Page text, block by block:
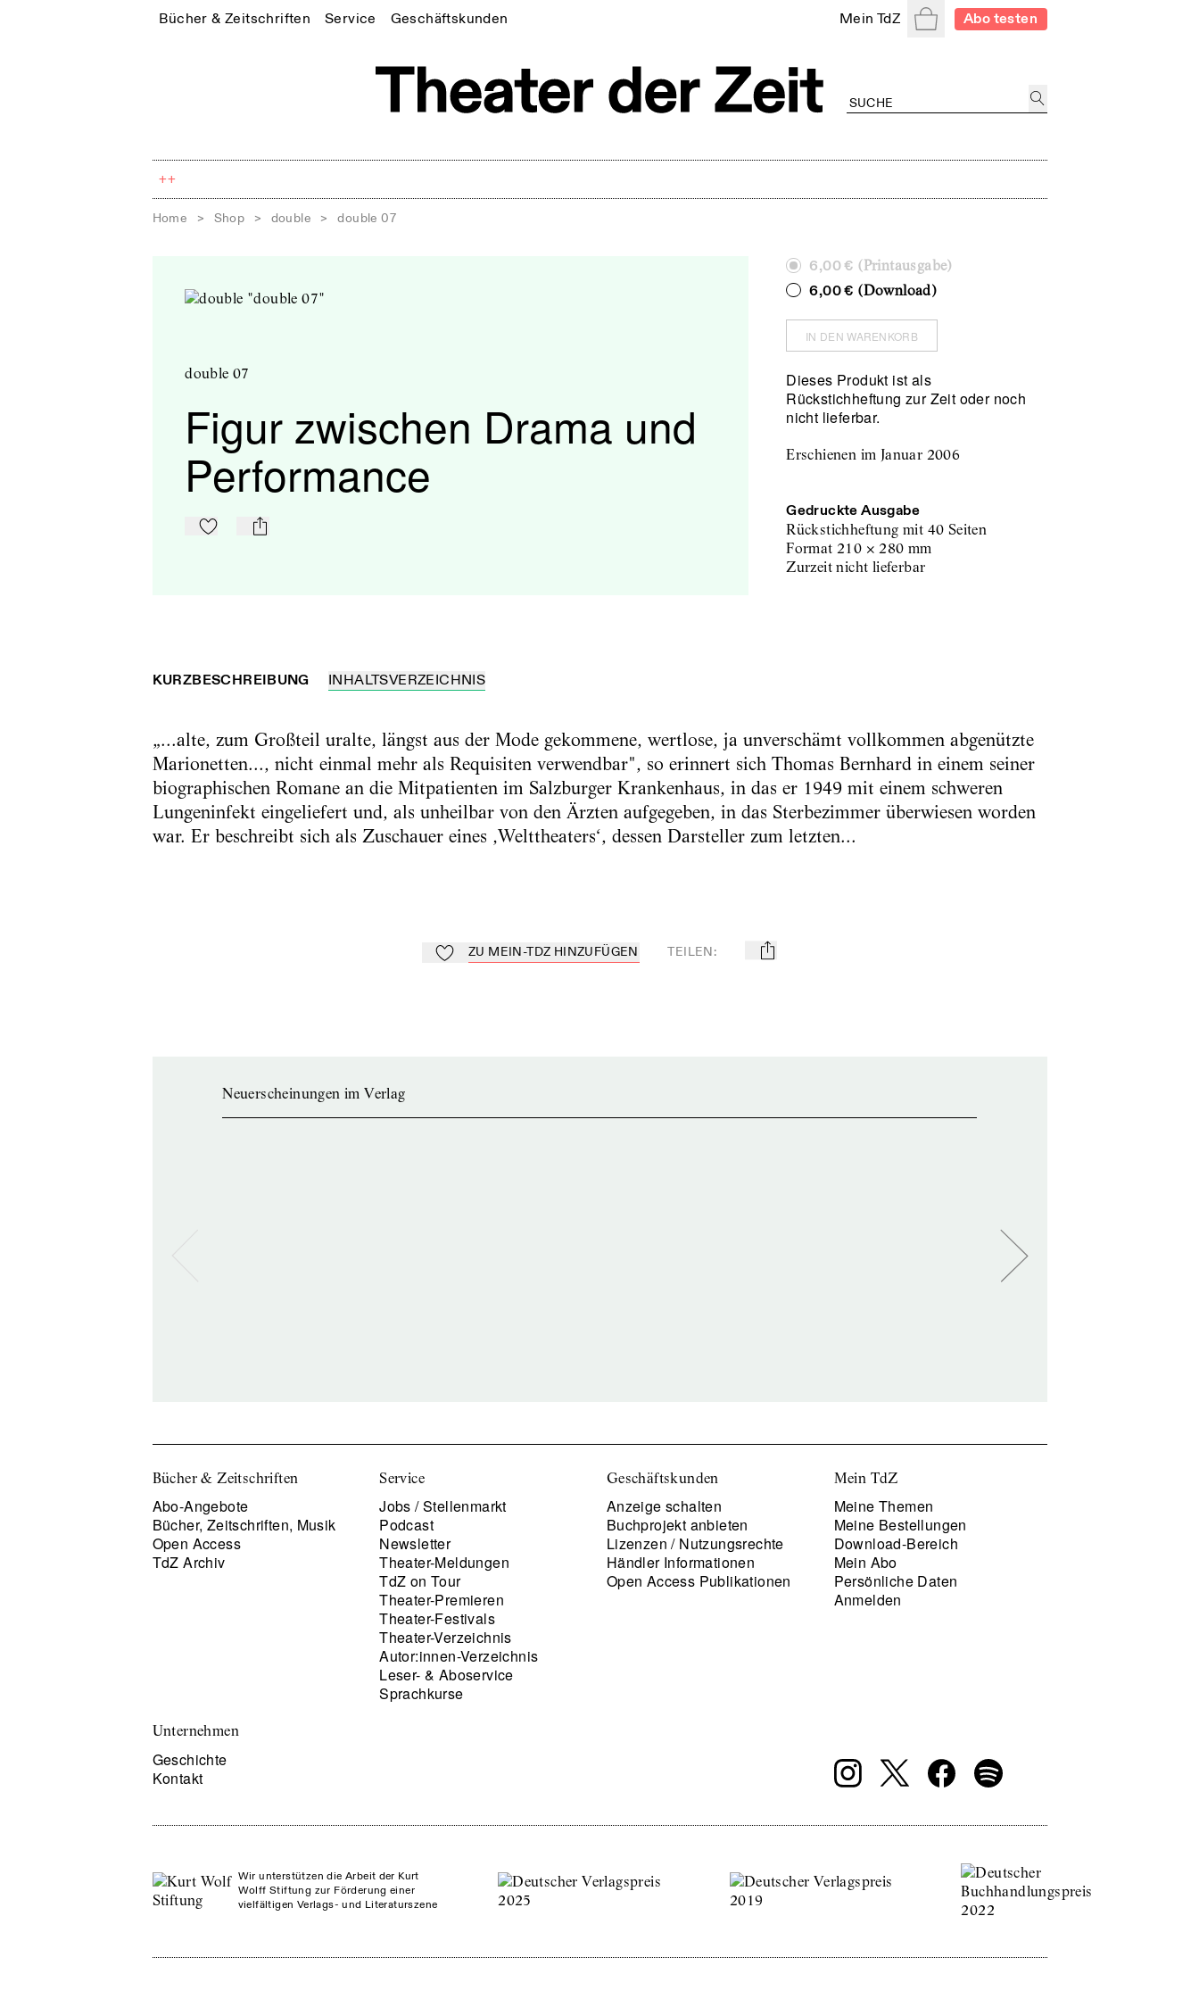
Bücher & Zeitschriften Service Geschäftskunden Mein TdZ WarenkorbAbo testen
++
Home > Shop > double > double 07
double 07
Figur zwischen Drama und
Performance
Zu Mein-TdZ hinzufügen
mail
6,00 € (Printausgabe)
6,00 € (Download)
IN DEN WARENKORB
Dieses Produkt ist als
Rückstichheftung zur Zeit oder noch
nicht lieferbar.
Erschienen im Januar 2006
Gedruckte Ausgabe
Rückstichheftung mit 40 Seiten
Format 210 ×280 mm
zurzeit nicht lieferbar
KURZBESCHREIBUNG INHALTSVERZEICHNIS
„...alte, zum Großteil uralte, längst aus der Mode gekommene, wertlose, ja unverschämt vollkommen abgenützte
Marionetten..., nicht einmal mehr als Requisiten verwendbar", so erinnert sich Thomas Bernhard in einem seiner
biographischen Romane an die Mitpatienten im Salzburger Krankenhaus, in das er 1949 mit einem schweren
Lungeninfekt eingeliefert und, als unheilbar von den Ärzten aufgegeben, in das Sterbezimmer überwiesen worden
war. Er beschreibt sich als Zuschauer eines ‚Welttheaters‘, dessen Darsteller zum letzten...
Zu Mein-TdZ hinzufügen
ZU MEIN-TDZ HINZUFÜGEN TEILEN: mail
Neuerscheinungen im Verlag
Bücher & Zeitschriften
Abo-Angebote
Bücher, Zeitschriften, Musik
Open Access
TdZ Archiv
Service
Jobs / Stellenmarkt
Podcast
Newsletter
Theater-Meldungen
TdZ on Tour
Theater-Premieren
Theater-Festivals
Theater-Verzeichnis
Autor:innen-Verzeichnis
Leser- & Aboservice
Sprachkurse
Geschäftskunden
Anzeige schalten
Buchprojekt anbieten
Lizenzen / Nutzungsrechte
Händler Informationen
Open Access Publikationen
Mein TdZ
Meine Themen
Meine Bestellungen
Download-Bereich
Mein Abo
Persönliche Daten
Anmelden
Unternehmen
Geschichte
Kontakt
Wir unterstützen die Arbeit der Kurt
Wolff Stiftung zur Förderung einer
vielfältigen Verlags- und Literaturszene